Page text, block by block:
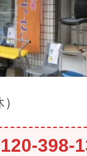
398-